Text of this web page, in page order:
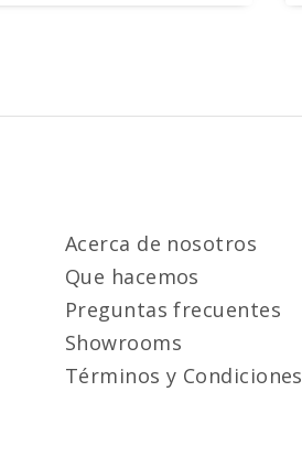
Acerca de nosotros
Que hacemos
Preguntas frecuentes
Showrooms
Términos y Condiciones